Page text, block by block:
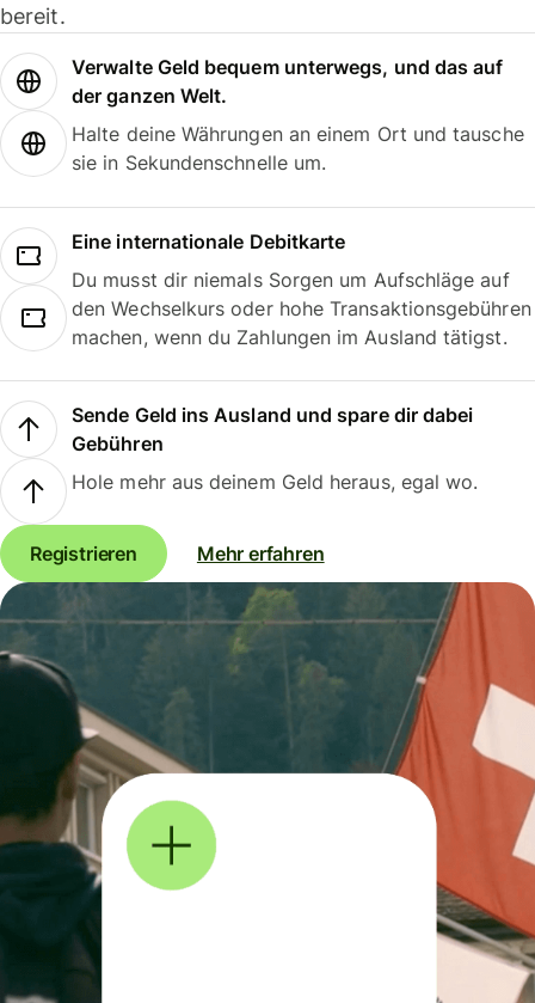
bereit.
Verwalte Geld bequem unterwegs, und das auf
der ganzen Welt.
Halte deine Währungen an einem Ort und tausche
sie in Sekundenschnelle um.
Eine internationale Debitkarte
Du musst dir niemals Sorgen um Aufschläge auf
den Wechselkurs oder hohe Transaktionsgebühren
machen, wenn du Zahlungen im Ausland tätigst.
Sende Geld ins Ausland und spare dir dabei
Gebühren
Hole mehr aus deinem Geld heraus, egal wo.
Registrieren Mehr erfahren